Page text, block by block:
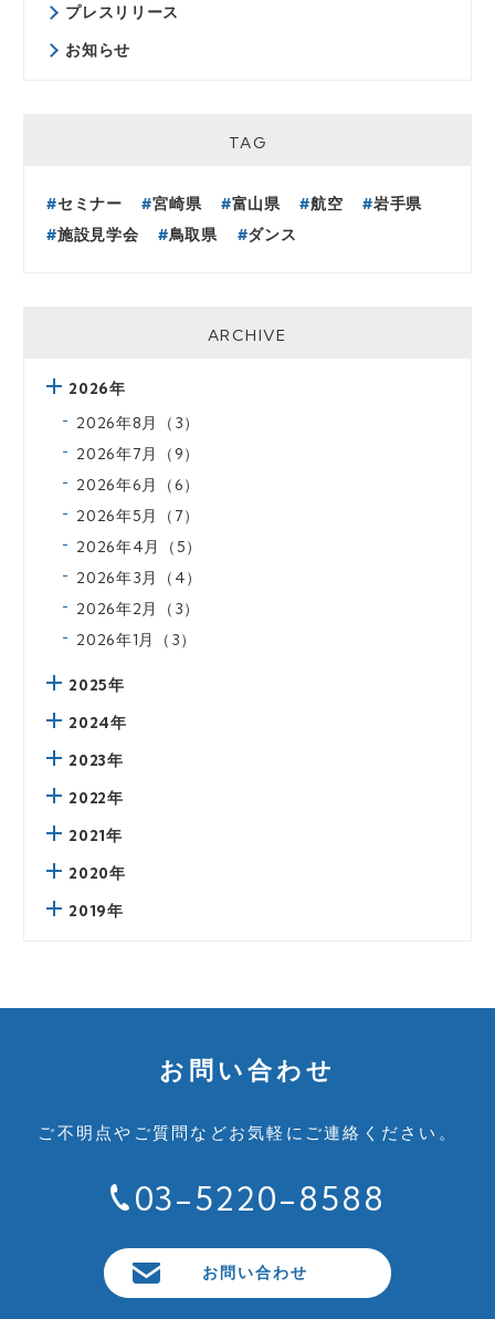
プレスリリース
お知らせ
TAG
セミナー 宮崎県 富山県 航空
岩手県
施設見学会
鳥取県 ダンス
ARCHIVE
2026年
2026年8月（3）
2026年7月（9）
2026年6月（6）
2026年5月（7）
2026年4月（5）
2026年3月（4）
2026年2月（3）
2026年1月（3）
2025年
2024年
2023年
2022年
2021年
2020年
2019年
お問い合わせ
ご不明点やご質問などお気軽にご連絡ください。
03-5220-8588
お問い合わせ